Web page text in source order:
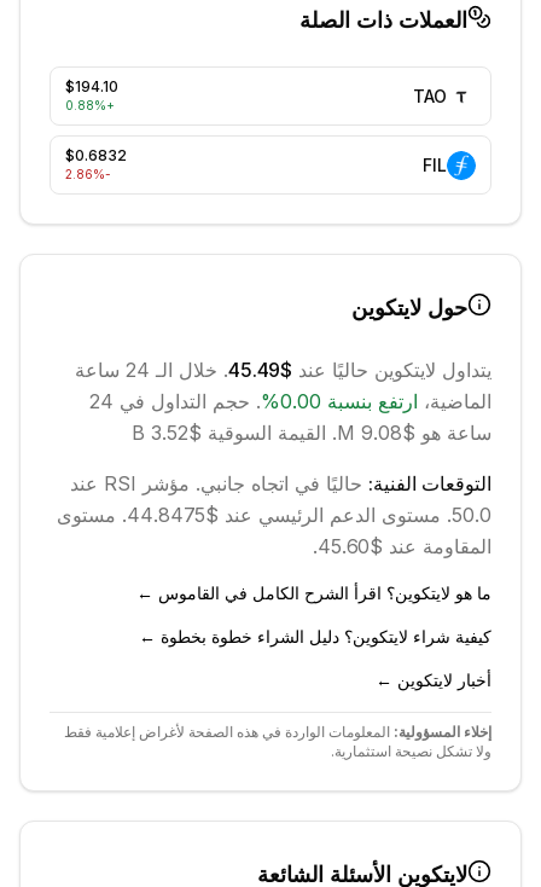
العملات ذات الصلة
TAO
$194.10
+
0.88%
FIL
$0.6832
-2.86
%
حول لايتكوين
يتداول لايتكوين حاليًا عند $45.49
. خلال الـ 24 ساعة
الماضية، ارتفع بنسبة 0.00
%
.
حجم التداول في 24
ساعة هو $9.08 M.
القيمة السوقية $3.52 B
التوقعات الفنية: حاليًا في اتجاه جانبي.
مؤشر RSI عند
50.0. مستوى الدعم الرئيسي عند $44.8475.
مستوى
المقاومة عند $45.60.
ما هو لايتكوين؟ اقرأ الشرح الكامل في القاموس ←
كيفية شراء لايتكوين؟ دليل الشراء خطوة بخطوة ←
أخبار لايتكوين ←
إخلاء المسؤولية: المعلومات الواردة في هذه الصفحة لأغراض إعلامية فقط
ولا تشكل نصيحة استثمارية.
لايتكوين الأسئلة الشائعة